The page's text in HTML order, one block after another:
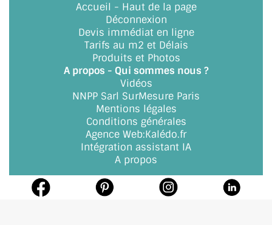
FIXATION GARDES CORPS
SYSTÈMES PIVOTANTS
SYSTÈMES COULISSANTS
LE CATALOGUE ACCESSOIRES
(STROMBINOSCOPE)
ACCESSOIRES EN PROMOTIONS
EXEMPLES, RÉALISATIONS, INSPIRATIONS
NUANCIER RAL
Accueil - Haut de la page
Déconnexion
Devis immédiat en ligne
Tarifs au m2 et Délais
Produits et Photos
A propos - Qui sommes nous ?
Vidéos
NNPP Sarl SurMesure Paris
Mentions légales
Conditions générales
Agence Web:Kalédo.fr
Intégration assistant IA
A propos